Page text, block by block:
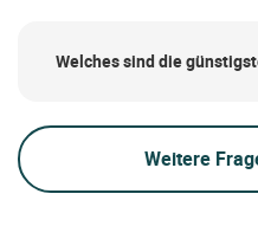
Welches sind die
Weitere